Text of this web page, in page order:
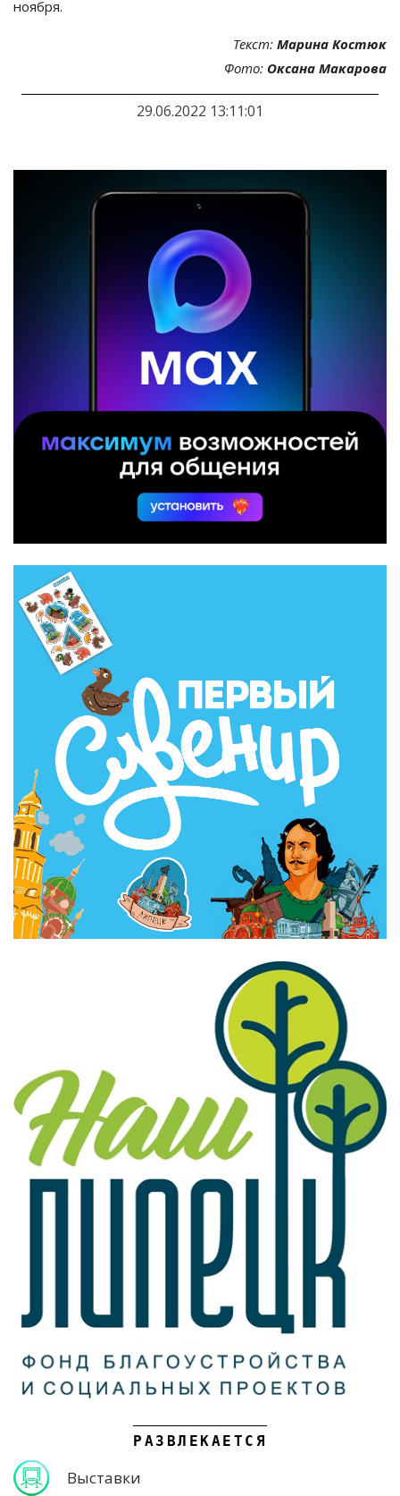
ноября.
Текст: Марина Костюк
Фото: Оксана Макарова
29.06.2022 13:11:01
РАЗВЛЕКАЕТСЯ
Выставки